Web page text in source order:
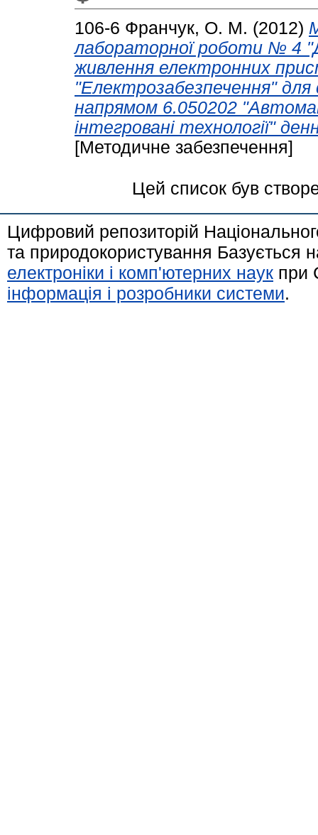
106-6 Франчук, О. М. (2012)
лабораторної роботи № 4
живлення електронних
"Електрозабезпечення"
напрямом 6.050202
інтегровані технології"
[Методичне забезпечення]
Цей список був
Цифровий репозиторій
та природокористування Базується
електроніки і комп'ютерних наук при
інформація і розробники системи.